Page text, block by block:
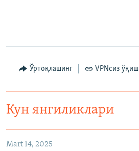
Ўртоқлашинг VPNсиз ўқиш
Кун янгиликлари
Mart 14, 2025